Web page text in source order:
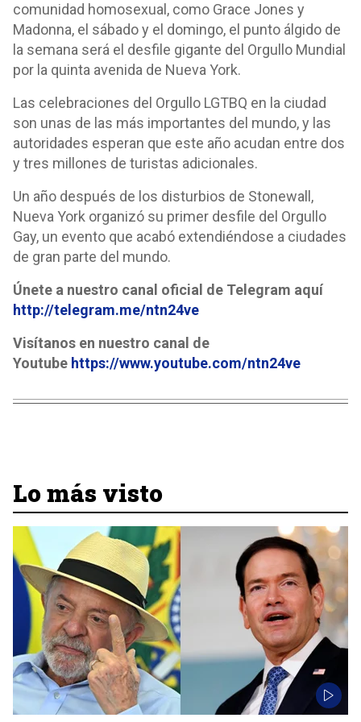
comunidad homosexual, como Grace Jones y
Madonna, el sábado y el domingo, el punto álgido de
la semana será el desfile gigante del Orgullo Mundial
por la quinta avenida de Nueva York.
Las celebraciones del Orgullo LGTBQ en la ciudad
son unas de las más importantes del mundo, y las
autoridades esperan que este año acudan entre dos
y tres millones de turistas adicionales.
Un año después de los disturbios de Stonewall,
Nueva York organizó su primer desfile del Orgullo
Gay, un evento que acabó extendiéndose a ciudades
de gran parte del mundo.
Únete a nuestro canal oficial de Telegram aquí
http://telegram.me/ntn24ve
Visítanos en nuestro canal de
Youtube https://www.youtube.com/ntn24ve
Lo más visto